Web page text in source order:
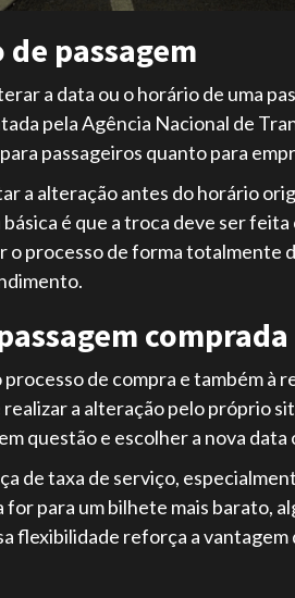
passagem
a data ou o horário de uma
pela Agência Nacional de
passageiros quanto para
a alteração antes do horário
é que a troca deve ser
o processo de forma totalmente
de compra e também à
a alteração pelo próprio
questão e escolher a nova
de taxa de serviço,
for para um bilhete mais barato,
flexibilidade reforça a vantagem